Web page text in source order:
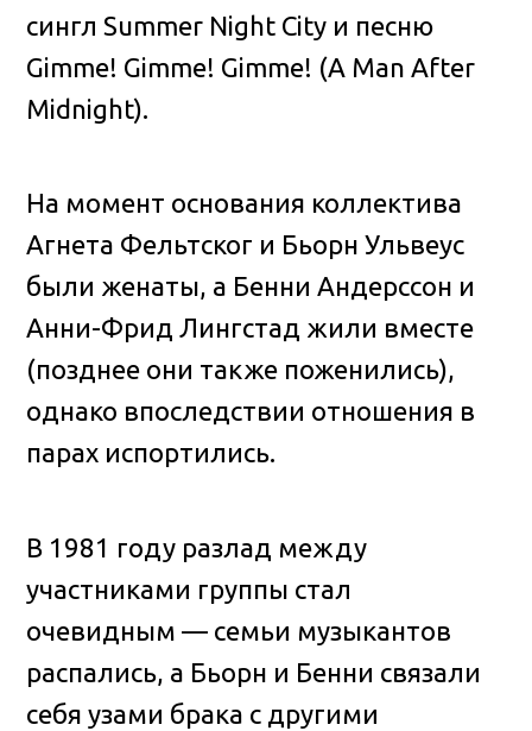
сингл Summer Night City и песню
Gimme! Gimme! Gimme! (A Man After
Midnight).
На момент основания коллектива
Агнета Фельтског и Бьорн Ульвеус
были женаты, а Бенни Андерссон и
Анни-Фрид Лингстад жили вместе
(позднее они также поженились),
однако впоследствии отношения в
парах испортились.
В 1981 году разлад между
участниками группы стал
очевидным — семьи музыкантов
распались, а Бьорн и Бенни связали
себя узами брака с другими